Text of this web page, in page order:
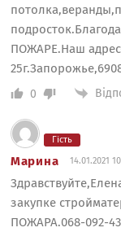
ПОЖАРЕ.Наш
0
Гість
Марина 14.01.2021
закупке
ПОЖАРА.068-092-